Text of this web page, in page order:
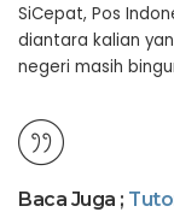
SiCepat, Pos
diantara kalian
negeri masih
Baca Juga ;